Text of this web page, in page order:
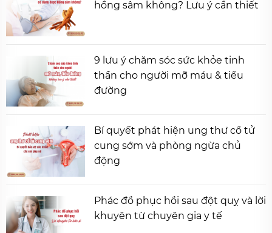
hồng sâm không? Lưu ý cần thiết
9 lưu ý chăm sóc sức khỏe tinh
thần cho người mỡ máu & tiểu
đường
Bí quyết phát hiện ung thư cổ tử
cung sớm và phòng ngừa chủ
động
Phác đồ phục hồi sau đột quỵ và lời
khuyên từ chuyên gia y tế